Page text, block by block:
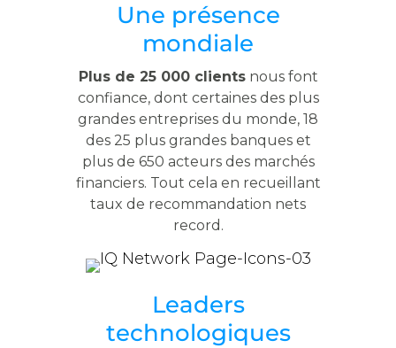
Une présence
mondiale
Plus de 25 000 clientsnous font
confiance, dont certaines des plus
grandes entreprises du monde, 18
des 25 plus grandes banques et
plus de 650 acteurs des marchés
financiers. Tout cela en recueillant
taux de recommandation nets
record.
Leaders
technologiques